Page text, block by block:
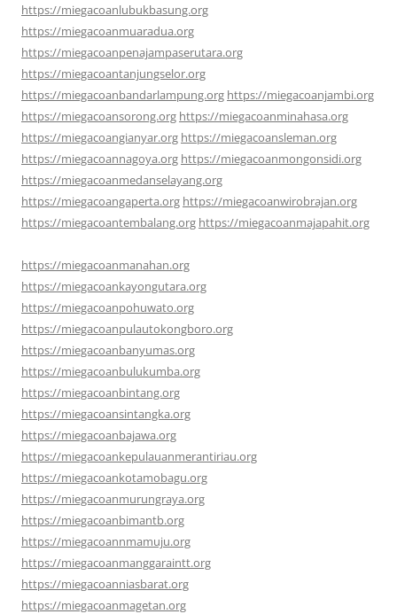
https://miegacoanlubukbasung.org
https://miegacoanmuaradua.org
https://miegacoanpenajampaserutara.org
https://miegacoantanjungselor.org
https://miegacoanbandarlampung.org https://miegacoanjambi.org
https://miegacoansorong.org https://miegacoanminahasa.org
https://miegacoangianyar.org https://miegacoansleman.org
https://miegacoannagoya.org https://miegacoanmongonsidi.org
https://miegacoanmedanselayang.org
https://miegacoangaperta.org https://miegacoanwirobrajan.org
https://miegacoantembalang.org https://miegacoanmajapahit.org
https://miegacoanmanahan.org
https://miegacoankayongutara.org
https://miegacoanpohuwato.org
https://miegacoanpulautokongboro.org
https://miegacoanbanyumas.org
https://miegacoanbulukumba.org
https://miegacoanbintang.org
https://miegacoansintangka.org
https://miegacoanbajawa.org
https://miegacoankepulauanmerantiriau.org
https://miegacoankotamobagu.org
https://miegacoanmurungraya.org
https://miegacoanbimantb.org
https://miegacoannmamuju.org
https://miegacoanmanggaraintt.org
https://miegacoanniasbarat.org
https://miegacoanmagetan.org